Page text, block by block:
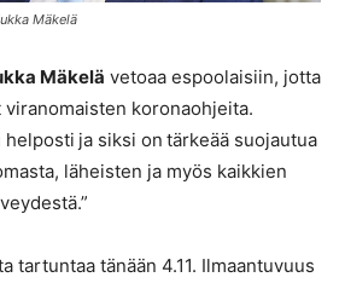
Mäkelä
Mäkelä vetoaa espoolaisiin, jotta
koronaohjeita.
ja siksi on tärkeää suojautua
läheisten ja myös kaikkien
tartuntaa tänään 4.11. Ilmaantuvuus